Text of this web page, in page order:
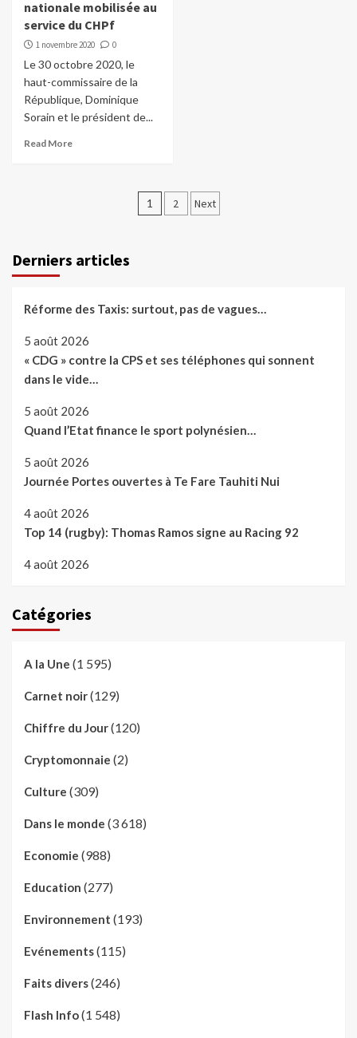
nationale mobilisée au
service du CHPf
1 novembre 2020 0
Le 30 octobre 2020, le
haut-commissaire de la
République, Dominique
Sorain et le président de...
Read More
Pagination
1 2 Next
Derniers articles
Réforme des Taxis: surtout, pas de vagues…
5 août 2026
« CDG » contre la CPS et ses téléphones qui sonnent
dans le vide…
5 août 2026
Quand l’Etat finance le sport polynésien…
5 août 2026
Journée Portes ouvertes à Te Fare Tauhiti Nui
4 août 2026
Top 14 (rugby): Thomas Ramos signe au Racing 92
4 août 2026
Catégories
A la Une (1 595)
Carnet noir(129)
Chiffre du Jour(120)
Cryptomonnaie (2)
Culture (309)
Dans le monde (3 618)
Economie (988)
Education (277)
Environnement (193)
Evénements(115)
Faits divers(246)
Flash Info(1 548)